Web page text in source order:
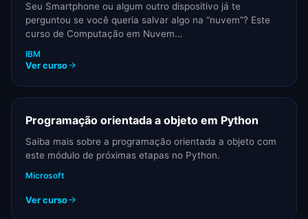
Seu Smartphone ou algum outro dispositivo já te
perguntou se você queria salvar algo na “nuvem”? Este
curso de Computação em Nuvem…
IBM
Ver curso
Programação orientada a objeto em Python
Saiba mais sobre a programação orientada a objeto com
este módulo de próximas etapas no Python.
Microsoft
Ver curso